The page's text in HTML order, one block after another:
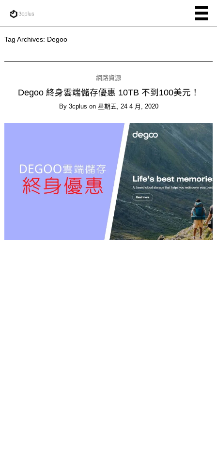
Tag Archives: Degoo
網路資源
Degoo 終身雲端儲存優惠 10TB 不到100美元！
By 3cplus on 星期五, 24 4 月, 2020